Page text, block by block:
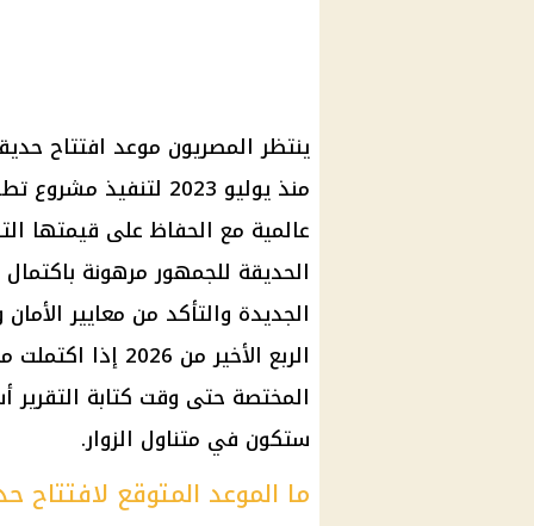
منذ يوليو 2023
عالمية مع الحفاظ على قيمتها
الحديقة للجمهور مرهونة
الجديدة والتأكد من معايير
الربع الأخير من
المختصة حتى وقت كتابة التقرير
ستكون في متناول الزوار.
ما الموعد المتوقع لافتتاح